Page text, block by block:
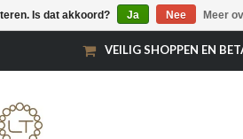
VEILIG SHOPPEN EN
Is dat akkoord? Ja Nee Meer